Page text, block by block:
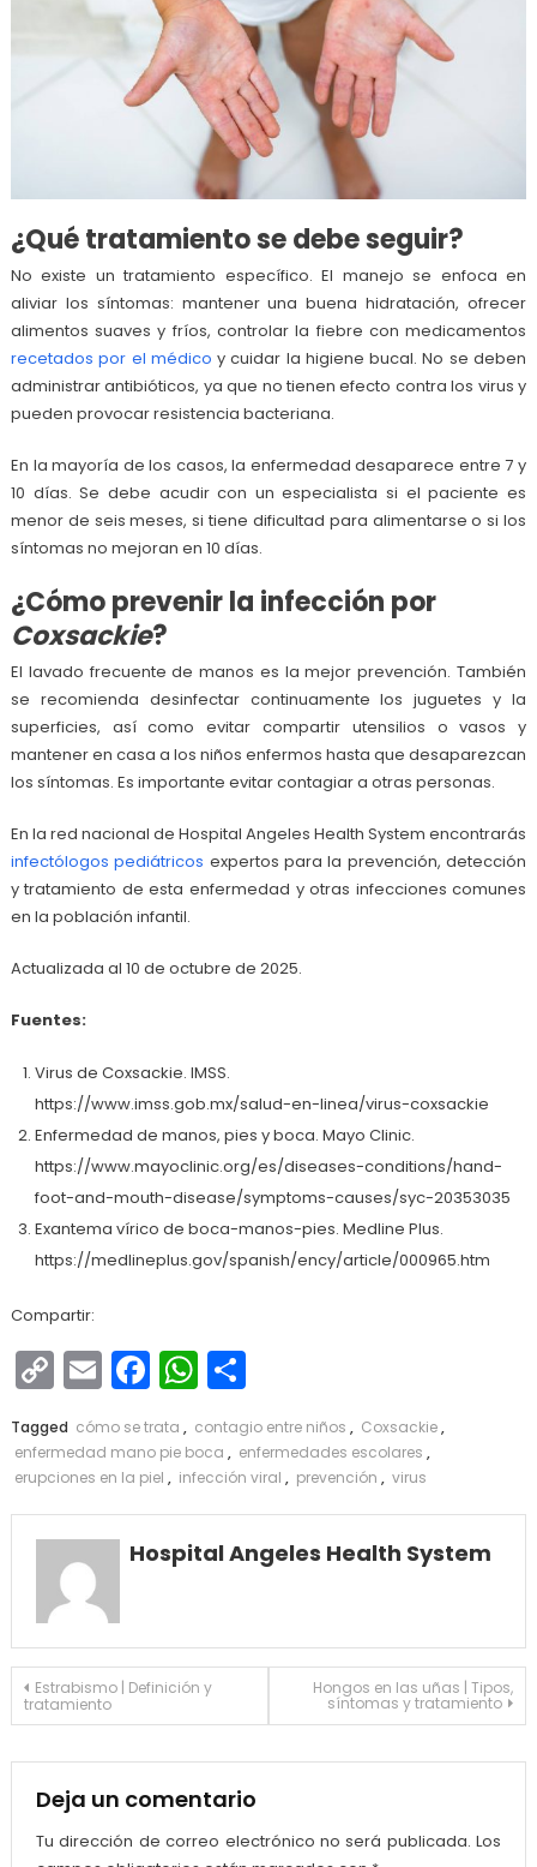
¿Qué tratamiento se debe seguir?
No existe un tratamiento específico. El manejo se enfoca en
aliviar los síntomas: mantener una buena hidratación, ofrecer
alimentos suaves y fríos, controlar la fiebre con medicamentos
recetados por el médico y cuidar la higiene bucal. No se deben
administrar antibióticos, ya que no tienen efecto contra los virus y
pueden provocar resistencia bacteriana.
En la mayoría de los casos, la enfermedad desaparece entre 7 y
10 días. Se debe acudir con un especialista si el paciente es
menor de seis meses, si tiene dificultad para alimentarse o si los
síntomas no mejoran en 10 días.
¿Cómo prevenir la infección por
Coxsackie?
El lavado frecuente de manos es la mejor prevención. También
se recomienda desinfectar continuamente los juguetes y la
superficies, así como evitar compartir utensilios o vasos y
mantener en casa a los niños enfermos hasta que desaparezcan
los síntomas. Es importante evitar contagiar a otras personas.
En la red nacional de Hospital Angeles Health System encontrarás
infectólogos pediátricos expertos para la prevención, detección
y tratamiento de esta enfermedad y otras infecciones comunes
en la población infantil.
Actualizada al 10 de octubre de 2025.
Fuentes:
Virus de Coxsackie. IMSS.
https://www.imss.gob.mx/salud-en-linea/virus-coxsackie
Enfermedad de manos, pies y boca. Mayo Clinic.
https://www.mayoclinic.org/es/diseases-conditions/hand-
foot-and-mouth-disease/symptoms-causes/syc-20353035
Exantema vírico de boca-manos-pies. Medline Plus.
https://medlineplus.gov/spanish/ency/article/000965.htm
Compartir:
Copy
Link
EmailFacebook
WhatsApp
Compartir
Tagged cómo se trata , contagio entre niños , Coxsackie,
enfermedad mano pie boca , enfermedades escolares ,
erupciones en la piel , infección viral , prevención , virus
Hospital Angeles Health System
Navegación
de
Estrabismo | Definición y
tratamiento
Hongos en las uñas | Tipos,
síntomas y tratamiento
Deja un comentario
Tu dirección de correo electrónico no será publicada. Los